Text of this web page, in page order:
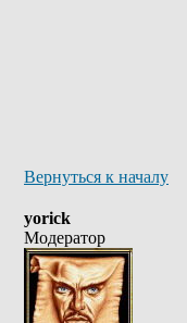
Вернуться к началу
yorick
Модератор